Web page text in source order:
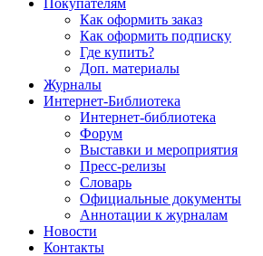
Покупателям
Как оформить заказ
Как оформить подписку
Где купить?
Доп. материалы
Журналы
Интернет-Библиотека
Интернет-библиотека
Форум
Выставки и мероприятия
Пресс-релизы
Словарь
Официальные документы
Аннотации к журналам
Новости
Контакты